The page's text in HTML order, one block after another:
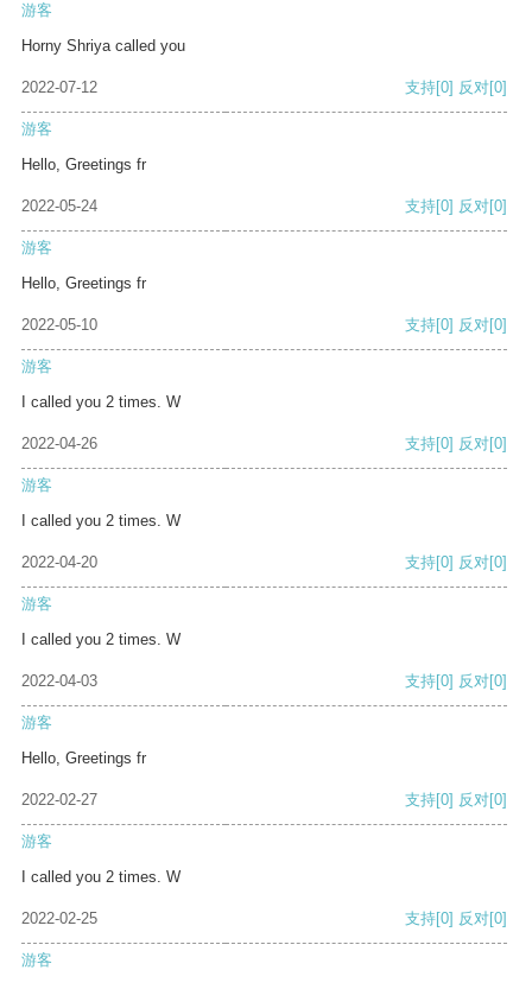
游客
Horny Shriya called you
2022-07-12 支持[0] 反对[0]
游客
Hello, Greetings fr
2022-05-24 支持[0] 反对[0]
游客
Hello, Greetings fr
2022-05-10 支持[0] 反对[0]
游客
I called you 2 times. W
2022-04-26 支持[0] 反对[0]
游客
I called you 2 times. W
2022-04-20 支持[0] 反对[0]
游客
I called you 2 times. W
2022-04-03 支持[0] 反对[0]
游客
Hello, Greetings fr
2022-02-27 支持[0] 反对[0]
游客
I called you 2 times. W
2022-02-25 支持[0] 反对[0]
游客